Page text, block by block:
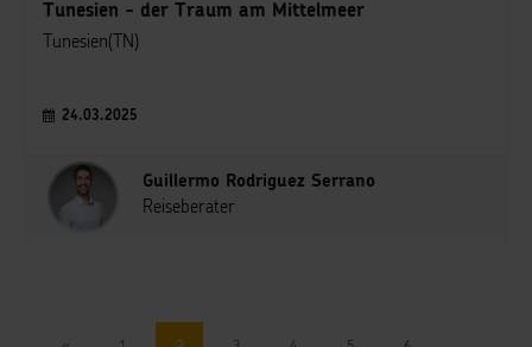
Tunesien - der Traum am Mittelmeer
Tunesien(TN)
24.03.2025
Guillermo Rodriguez Serrano
Reiseberater